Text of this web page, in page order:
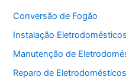
Conversão de Fogão
Instalação Eletrodomésticos
Manutenção de
Reparo de Eletrodomésticos